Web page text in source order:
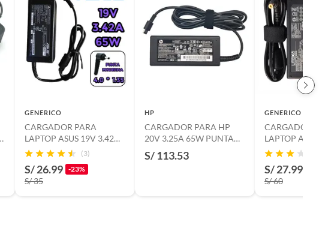
GENERICO
CARGADOR PARA
LAPTOP ASUS 19V 3.42A
65W PUNTA 4.0*1.35
(3)
S/ 26.99 -23%
S/ 35
HP
CARGADOR PARA HP
20V 3.25A 65W PUNTA
USB-C NEGRO P-N TPN-
CA06
S/ 113.53
GENERICO
CARGADOR
LAPTOP
65W PUNTA
S/ 27.99
S/ 60